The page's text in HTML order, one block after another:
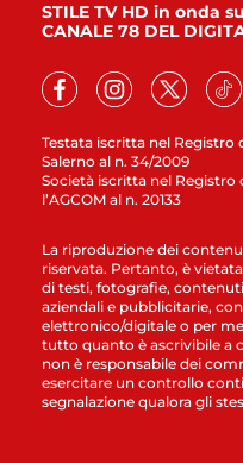
Testata iscritta nel Registro
Salerno al n. 34/2009
Società iscritta nel Registro
l’AGCOM al n. 20133
STILE TV HD in onda
CANALE 78 DEL
La riproduzione dei
riservata. Pertanto, è
di testi, fotografie,
aziendali e pubblicitarie,
elettronico/digitale o per
tutto quanto è ascrivibile a
non è responsabile dei
esercitare un controllo
segnalazione qualora gli